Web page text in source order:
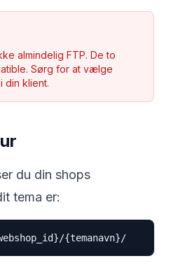
almindelig FTP. De to
Sørg for at vælge
din klient.
du din shops
tema er:
{temanavn}/